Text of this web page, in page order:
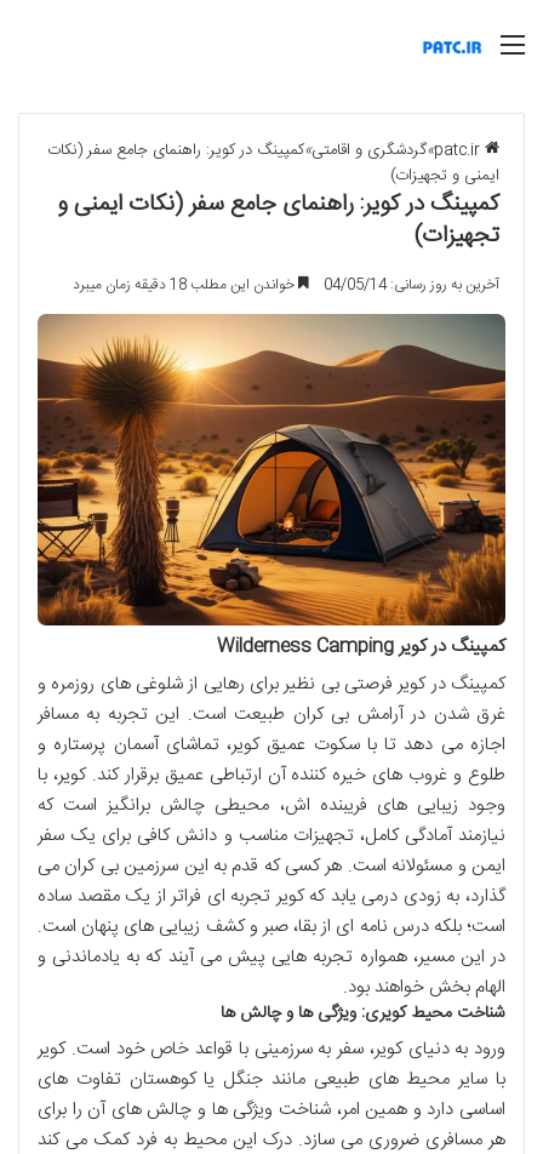
منو
»گردشگری و اقامتی»کمپینگ در کویر: راهنمای جامع سفر (نکات
ایمنی و تجهیزات)
کمپینگ در کویر: راهنمای جامع سفر (نکات ایمنی و
تجهیزات)
آخرین به روز رسانی: 04/05/14 خواندن این مطلب 18 دقیقه زمان میبرد
کمپینگ در کویر Wilderness Camping
کمپینگ در کویر فرصتی بی نظیر برای رهایی از شلوغی های روزمره و
غرق شدن در آرامش بی کران طبیعت است. این تجربه به مسافر
اجازه می دهد تا با سکوت عمیق کویر، تماشای آسمان پرستاره و
طلوع و غروب های خیره کننده آن ارتباطی عمیق برقرار کند. کویر، با
وجود زیبایی های فریبنده اش، محیطی چالش برانگیز است که
نیازمند آمادگی کامل، تجهیزات مناسب و دانش کافی برای یک سفر
ایمن و مسئولانه است. هر کسی که قدم به این سرزمین بی کران می
گذارد، به زودی درمی یابد که کویر تجربه ای فراتر از یک مقصد ساده
است؛ بلکه درس نامه ای از بقا، صبر و کشف زیبایی های پنهان است.
در این مسیر، همواره تجربه هایی پیش می آیند که به یادماندنی و
الهام بخش خواهند بود.
شناخت محیط کویری: ویژگی ها و چالش ها
ورود به دنیای کویر، سفر به سرزمینی با قواعد خاص خود است. کویر
با سایر محیط های طبیعی مانند جنگل یا کوهستان تفاوت های
اساسی دارد و همین امر، شناخت ویژگی ها و چالش های آن را برای
هر مسافری ضروری می سازد. درک این محیط به فرد کمک می کند